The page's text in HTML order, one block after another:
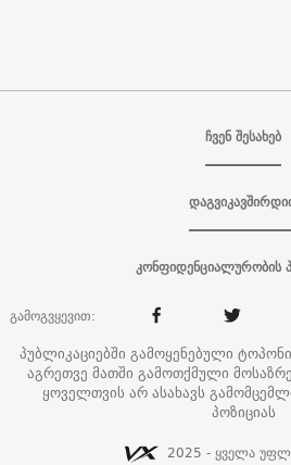
ჩვენ შესახებ
კონფიდენციალურობის
გამოგვყევით:
პუბლიკაციებში გამოყენებული
აგრეთვე მათში გამოთქმული
ყოველთვის არ ასახავს
პოზიციას
2025 - ყველა